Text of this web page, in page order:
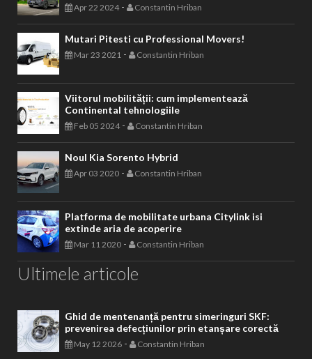
Apr 22 2024- Constantin Hriban
Mutari Pitesti cu Professional Movers!
Mar 23 2021 - Constantin Hriban
Viitorul mobilității: cum implementează
Continental tehnologiile
Feb 05 2024- Constantin Hriban
Noul Kia Sorento Hybrid
Apr 03 2020 - Constantin Hriban
Platforma de mobilitate urbana Citylink isi
extinde aria de acoperire
Mar 11 2020 - Constantin Hriban
Ultimele articole
Ghid de mentenanță pentru simeringuri SKF:
prevenirea defecțiunilor prin etanșare corectă
May 12 2026 - Constantin Hriban